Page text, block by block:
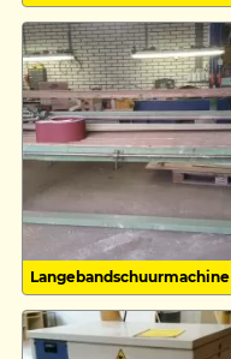
Langebandschuurmachine